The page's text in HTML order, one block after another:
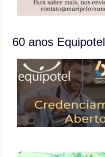
60 anos Equipotel